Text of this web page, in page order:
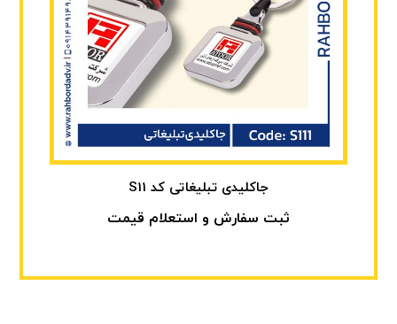
جاکلیدی تبلیغاتی کد S11
ثبت سفارش و استعلام قیمت